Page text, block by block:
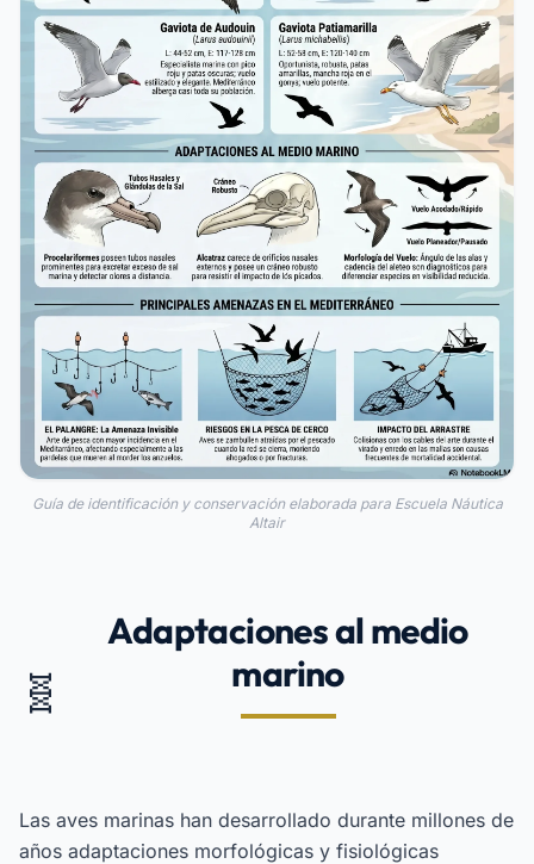
Guía de identificación y conservación elaborada para Escuela Náutica
Altair
🧬
Adaptaciones al medio
marino
Las aves marinas han desarrollado durante millones de
años adaptaciones morfológicas y fisiológicas